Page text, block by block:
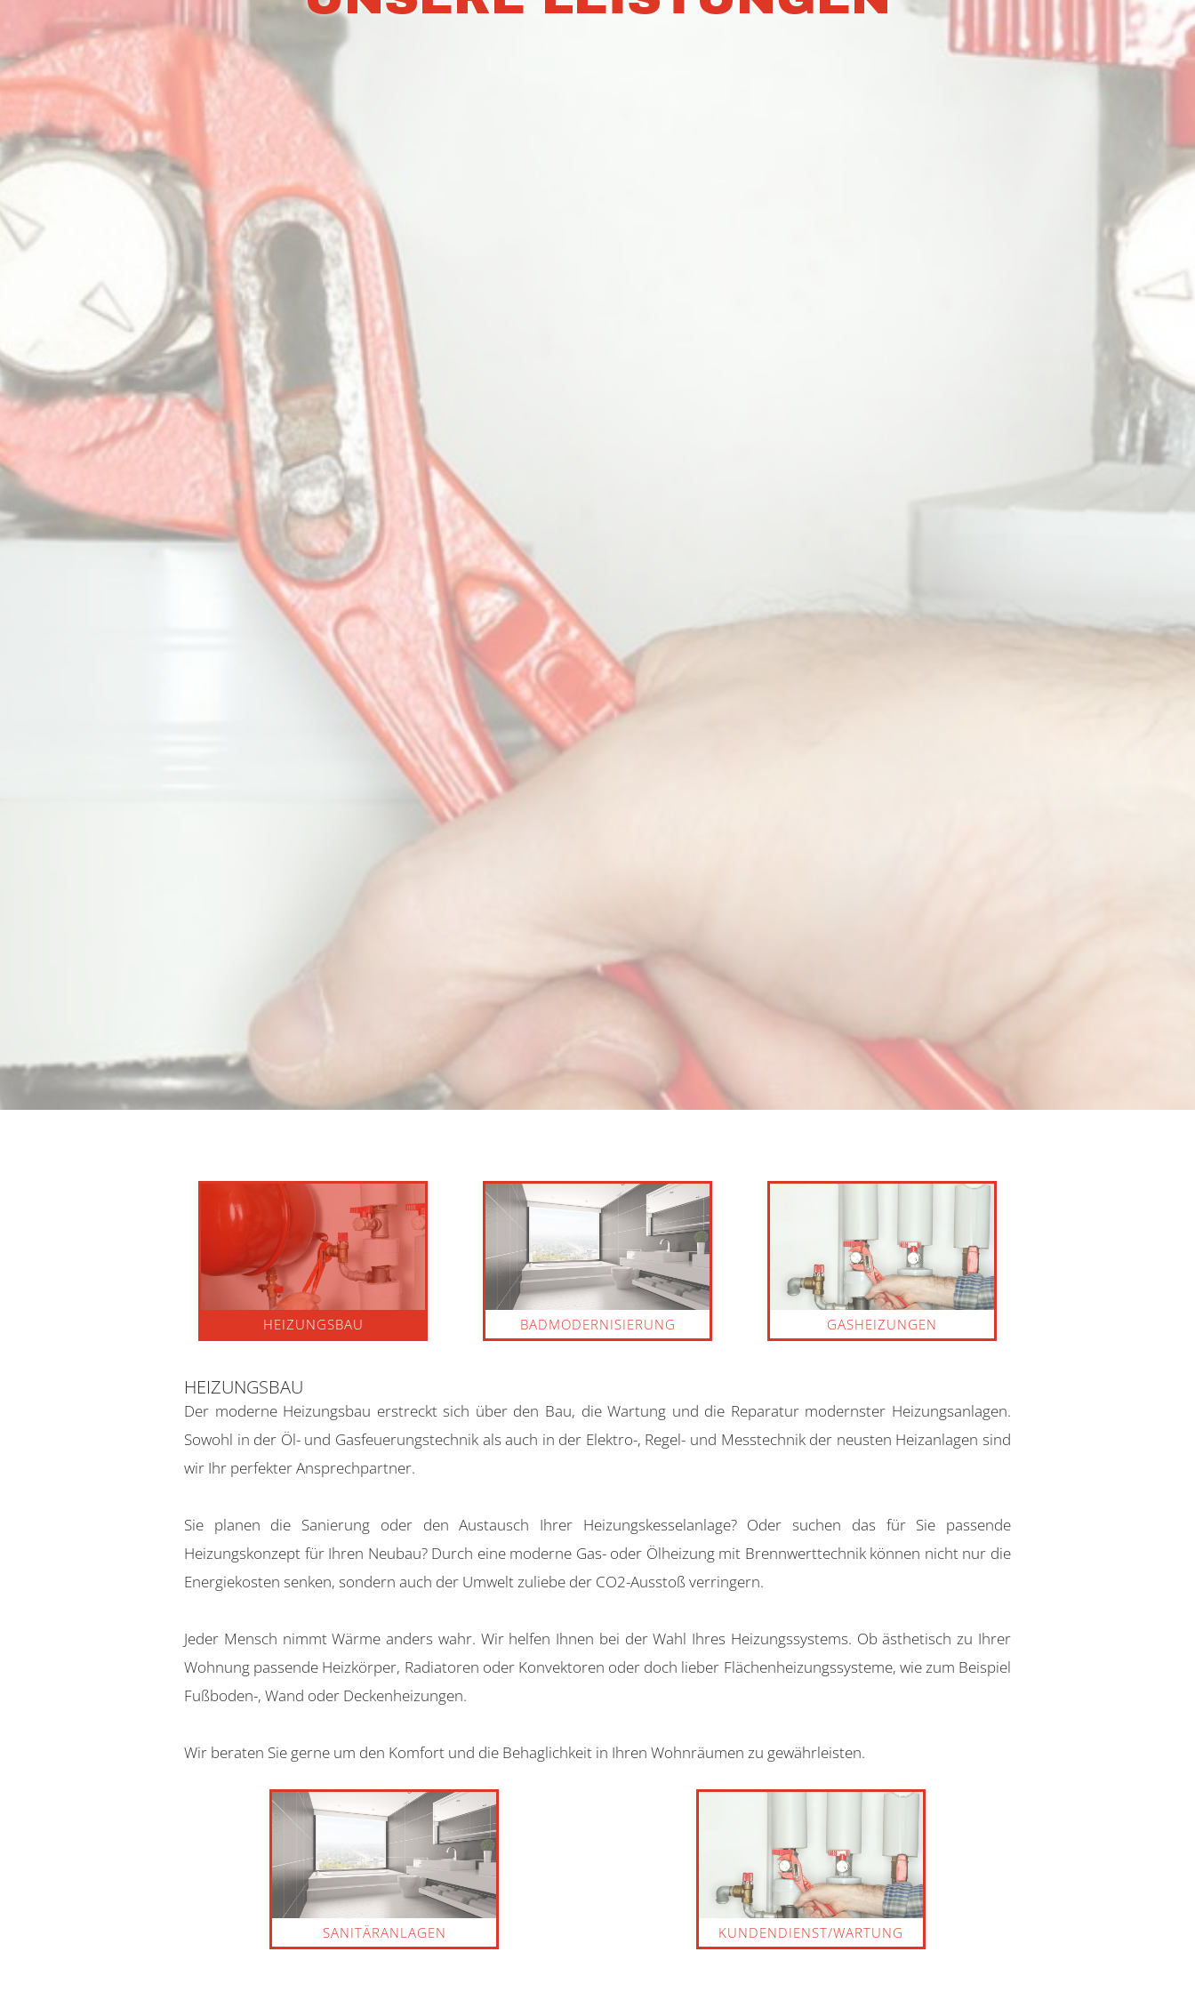
HEIZUNGSBAU
HEIZUNGSBAU
Der moderne Heizungsbau erstreckt sich über den Bau, die Wartung und die Reparatur modernster Heizungsanlagen.
Sowohl in der Öl- und Gasfeuerungstechnik als auch in der Elektro-, Regel- und Messtechnik der neusten Heizanlagen sind
wir Ihr perfekter Ansprechpartner.
Sie planen die Sanierung oder den Austausch Ihrer Heizungskesselanlage? Oder suchen das für Sie passende
Heizungskonzept für Ihren Neubau? Durch eine moderne Gas- oder Ölheizung mit Brennwerttechnik können nicht nur die
Energiekosten senken, sondern auch der Umwelt zuliebe der CO2-Ausstoß verringern.
Jeder Mensch nimmt Wärme anders wahr. Wir helfen Ihnen bei der Wahl Ihres Heizungssystems. Ob ästhetisch zu Ihrer
Wohnung passende Heizkörper, Radiatoren oder Konvektoren oder doch lieber Flächenheizungssysteme, wie zum Beispiel
Fußboden-, Wand oder Deckenheizungen.
Wir beraten Sie gerne um den Komfort und die Behaglichkeit in Ihren Wohnräumen zu gewährleisten.
BADMODERNISIERUNG GASHEIZUNGEN
SANITÄRANLAGEN KUNDENDIENST/WARTUNG